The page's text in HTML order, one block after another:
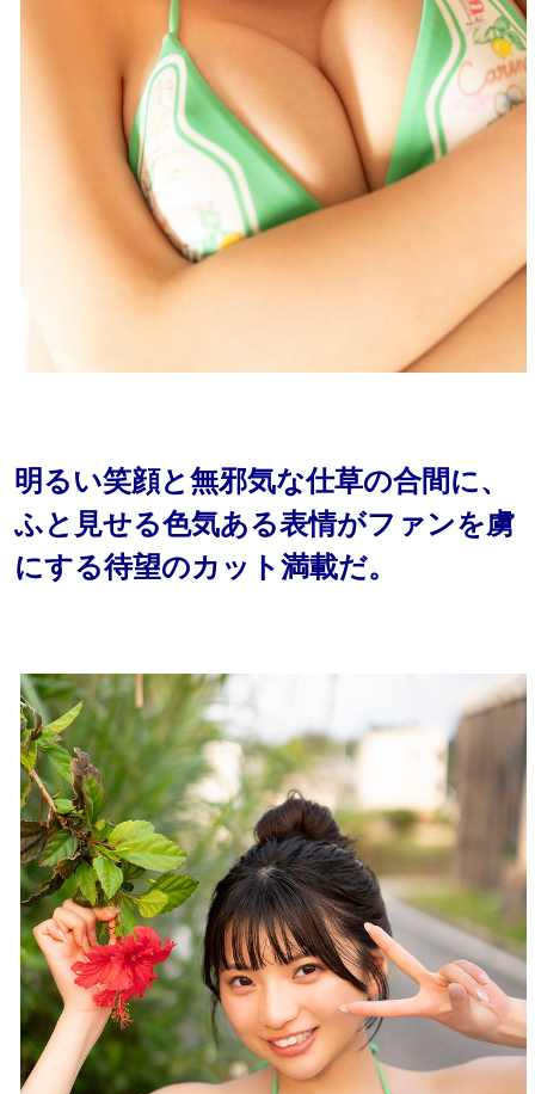
明るい笑顔と無邪気な仕草の合間に、
ふと見せる色気ある表情がファンを虜
にする待望のカット満載だ。